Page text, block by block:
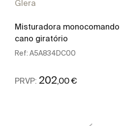
Glera
Misturadora
cano giratório
Ref: A5A834DC00
PRVP: 202 ,00 €